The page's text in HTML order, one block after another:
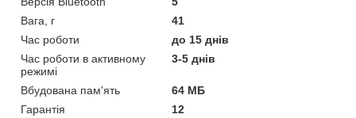
Вага, г
41
Час роботи
до 15 днів
Час роботи в активному
режимі
3-5 днів
Вбудована пам'ять
64 МБ
Гарантія
12